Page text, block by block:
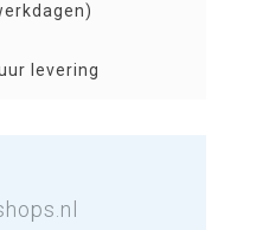
levering